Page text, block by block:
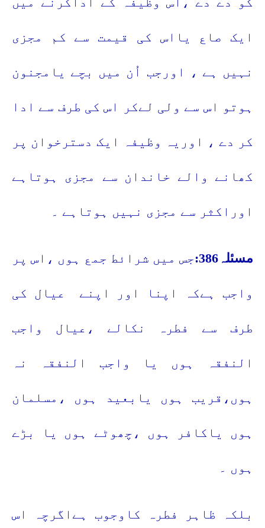
ایک صاع یااس کی قیمت سے کم مجزی
نہیں ہے ، اورجب اُن میں بچے یامجنون
ہوتو اس سے ولی لےکر اس کی طرف سے ادا
کر دے ، اوریہ وظیفہ ایک دسترخوان پر
کھانے والے خاندان سے مجزی ہوتاہے
اوراکثر سے مجزی نہیں ہوتاہے ۔
مسئلہ386: جس میں شرائط جمع ہوں ،اس پر
واجب ہےکہ اپنا اور اپنے عیال کی
طرف سے فطرہ نکالے ،عیال واجب
النفقہ ہوں یا واجب النفقہ نہ
ہوں،قریب ہوں یابعید ہوں ،مسلمان
ہوں یاکافر ہوں ،چھوٹے ہوں یا بڑے
ہوں ۔
بلکہ ظاہر فطرہ کاوجوب ہےاگرچہ اس